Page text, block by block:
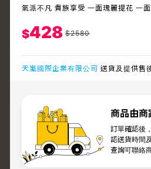
氣派不凡 貴族享受 一面瑰麗提花 一
$428 $2580
天嵐國際企業有限公司 送貨及提供售
商品由商
訂單確認後
認送貨時間
查詢可聯絡